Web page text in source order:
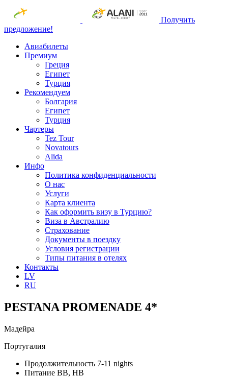
Получить
предложение!
Авиабилеты
Премиум
Греция
Египет
Турция
Рекомендуем
Болгария
Египет
Турция
Чартеры
Tez Tour
Novatours
Alida
Инфо
Политика конфиденциальности
О нас
Услуги
Карта клиента
Как оформить визу в Турцию?
Виза в Австралию
Страхование
Документы в поездку
Условия регистрации
Типы питания в отелях
Контакты
LV
RU
PESTANA PROMENADE 4*
Мадейра
Португалия
Продолжительность 7-11 nights
Питание BB, HB